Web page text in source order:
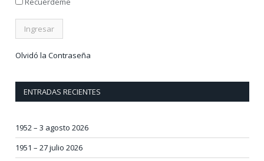
Olvidó la Contraseña
ENTRADAS RECIENTES
1952 – 3 agosto 2026
1951 – 27 julio 2026